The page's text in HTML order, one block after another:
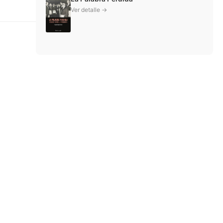
Ver detalle →